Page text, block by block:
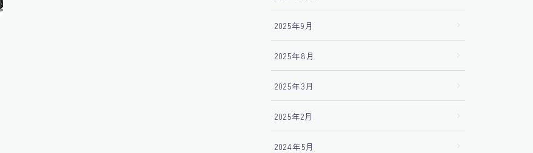
2025年9月
2025年8月
2025年3月
2025年2月
2024年5月